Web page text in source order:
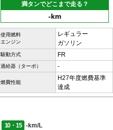
満タンでどこまで走る？
-km
使用燃料
エンジン
レギュラー
ガソリン
駆動方式 FR
過給器（ターボ） -
燃費性能
H27年度燃費基準
達成
10・15
-km/L